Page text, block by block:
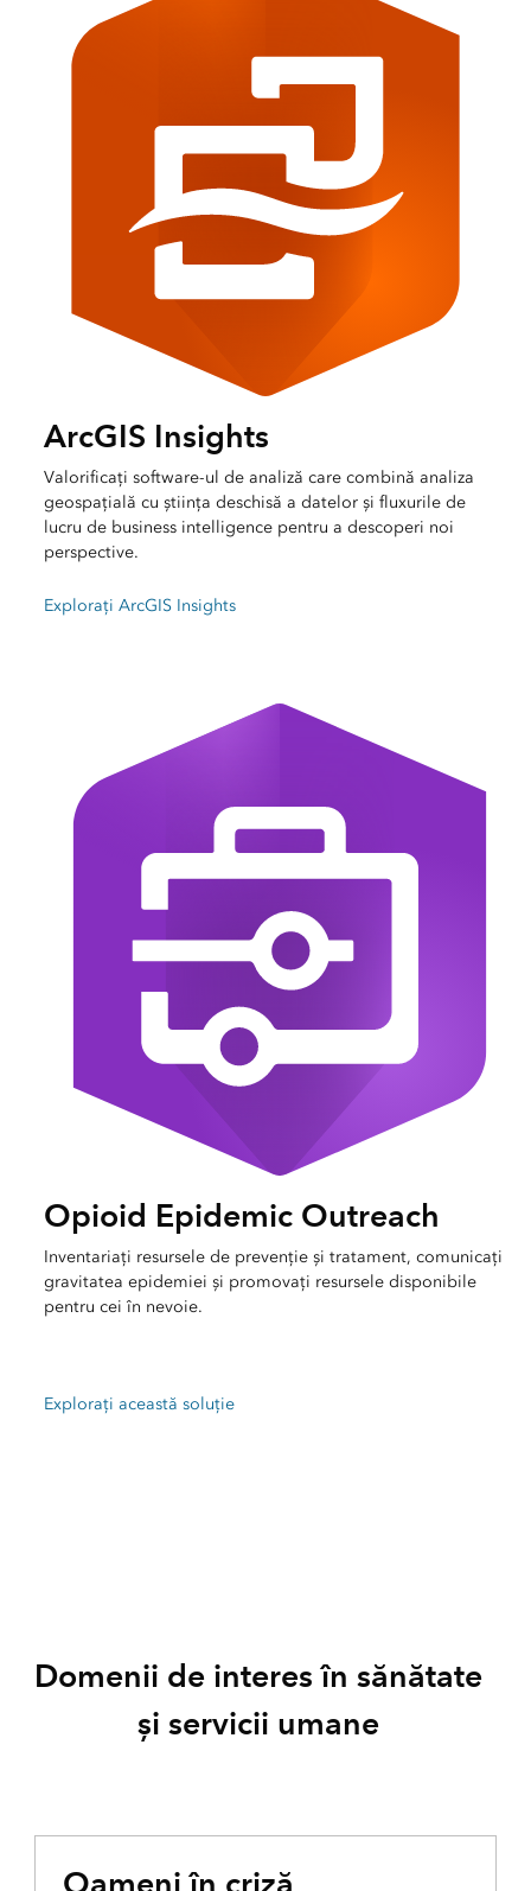
ArcGIS Insights
Valorificați software-ul de analiză care combină analiza
geospațială cu știința deschisă a datelor și fluxurile de
lucru de business intelligence pentru a descoperi noi
perspective.
Explorați ArcGIS Insights
Opioid Epidemic Outreach
Inventariați resursele de prevenție și tratament, comunicați
gravitatea epidemiei și promovați resursele disponibile
pentru cei în nevoie.
Explorați această soluție
Domenii de interes în sănătate
și servicii umane